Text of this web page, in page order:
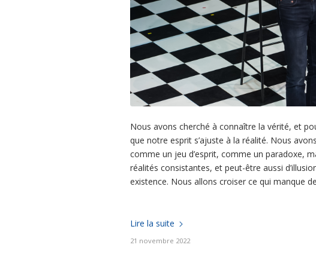
Nous avons cherché à connaître la vérité, et
que notre esprit s’ajuste à la réalité. Nous
comme un jeu d’esprit, comme un paradoxe,
réalités consistantes, et peut-être aussi
existence. Nous allons croiser ce qui manque
Lire la suite
21 novembre 2022